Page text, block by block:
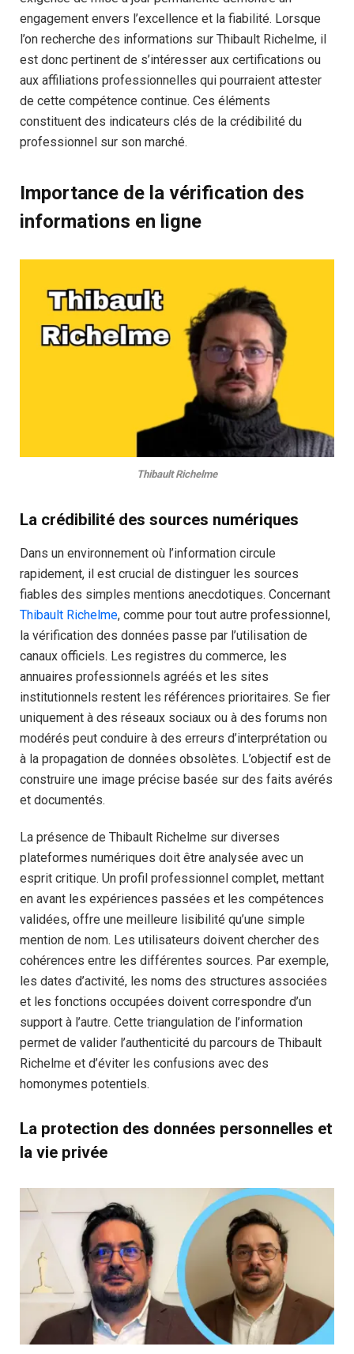
engagement envers l’excellence et la fiabilité. Lorsque
l’on recherche des informations sur Thibault Richelme, il
est donc pertinent de s’intéresser aux certifications ou
aux affiliations professionnelles qui pourraient attester
de cette compétence continue. Ces éléments
constituent des indicateurs clés de la crédibilité du
professionnel sur son marché.
Importance de la vérification des
informations en ligne
Thibault Richelme
La crédibilité des sources numériques
Dans un environnement où l’information circule
rapidement, il est crucial de distinguer les sources
fiables des simples mentions anecdotiques. Concernant
Thibault Richelme, comme pour tout autre professionnel,
la vérification des données passe par l’utilisation de
canaux officiels. Les registres du commerce, les
annuaires professionnels agréés et les sites
institutionnels restent les références prioritaires. Se fier
uniquement à des réseaux sociaux ou à des forums non
modérés peut conduire à des erreurs d’interprétation ou
à la propagation de données obsolètes. L’objectif est de
construire une image précise basée sur des faits avérés
et documentés.
La présence de Thibault Richelme sur diverses
plateformes numériques doit être analysée avec un
esprit critique. Un profil professionnel complet, mettant
en avant les expériences passées et les compétences
validées, offre une meilleure lisibilité qu’une simple
mention de nom. Les utilisateurs doivent chercher des
cohérences entre les différentes sources. Par exemple,
les dates d’activité, les noms des structures associées
et les fonctions occupées doivent correspondre d’un
support à l’autre. Cette triangulation de l’information
permet de valider l’authenticité du parcours de Thibault
Richelme et d’éviter les confusions avec des
homonymes potentiels.
La protection des données personnelles et
la vie privée